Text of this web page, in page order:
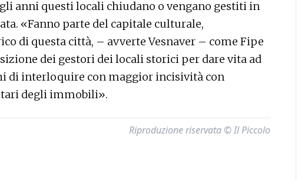
anni questi locali chiudano o vengano gestiti in
«Fanno parte del capitale culturale,
di questa città, – avverte Vesnaver – come Fipe
dei gestori dei locali storici per dare vita ad
di interloquire con maggior incisività con
degli immobili».
Riproduzione riservata © Il Piccolo